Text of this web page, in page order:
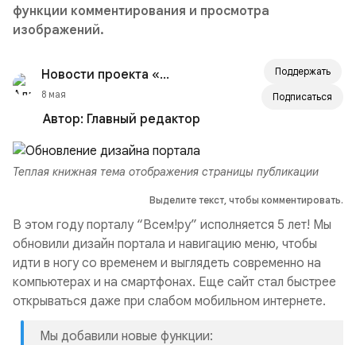
функции комментирования и просмотра
изображений.
Новости проекта «Wsem.ru»
8 мая
Поддержать
Подписаться
Автор: Главный редактор
Теплая книжная тема отображения страницы публикации
Выделите текст, чтобы комментировать.
В этом году порталу “Всем!ру” исполняется 5 лет! Мы
обновили дизайн портала и навигацию меню, чтобы
идти в ногу со временем и выглядеть современно на
компьютерах и на смартфонах. Еще сайт стал быстрее
открываться даже при слабом мобильном интернете.
Мы добавили новые функции: